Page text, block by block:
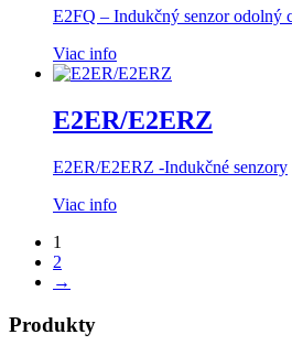
E2FQ – Indukčný senzor odolný
Viac info
E2ER/E2ERZ
E2ER/E2ERZ -Indukčné senzory
Viac info
1
2
→
Produkty